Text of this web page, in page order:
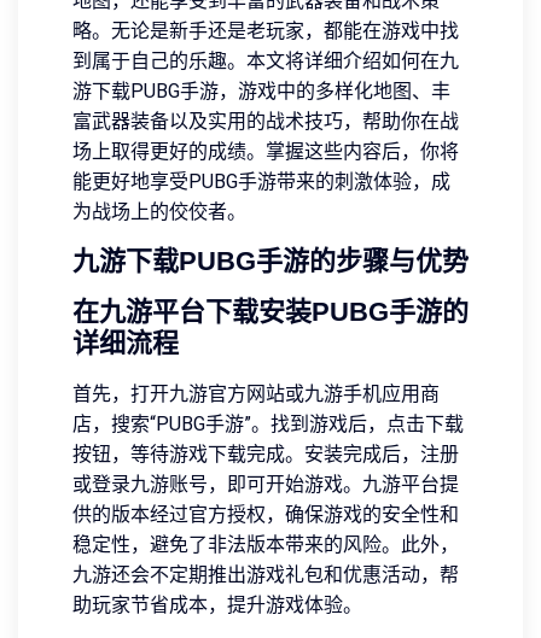
略。无论是新手还是老玩家，都能在游戏中找
到属于自己的乐趣。本文将详细介绍如何在九
游下载PUBG手游，游戏中的多样化地图、丰
富武器装备以及实用的战术技巧，帮助你在战
场上取得更好的成绩。掌握这些内容后，你将
能更好地享受PUBG手游带来的刺激体验，成
为战场上的佼佼者。
九游下载PUBG手游的步骤与优势
在九游平台下载安装PUBG手游的
详细流程
首先，打开九游官方网站或九游手机应用商
店，搜索“PUBG手游”。找到游戏后，点击下载
按钮，等待游戏下载完成。安装完成后，注册
或登录九游账号，即可开始游戏。九游平台提
供的版本经过官方授权，确保游戏的安全性和
稳定性，避免了非法版本带来的风险。此外，
九游还会不定期推出游戏礼包和优惠活动，帮
助玩家节省成本，提升游戏体验。